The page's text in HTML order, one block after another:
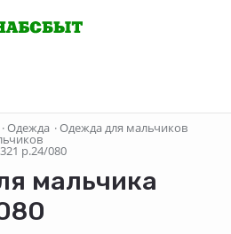
·Одежда ·Одежда для мальчиков
р.24/080
мальчика